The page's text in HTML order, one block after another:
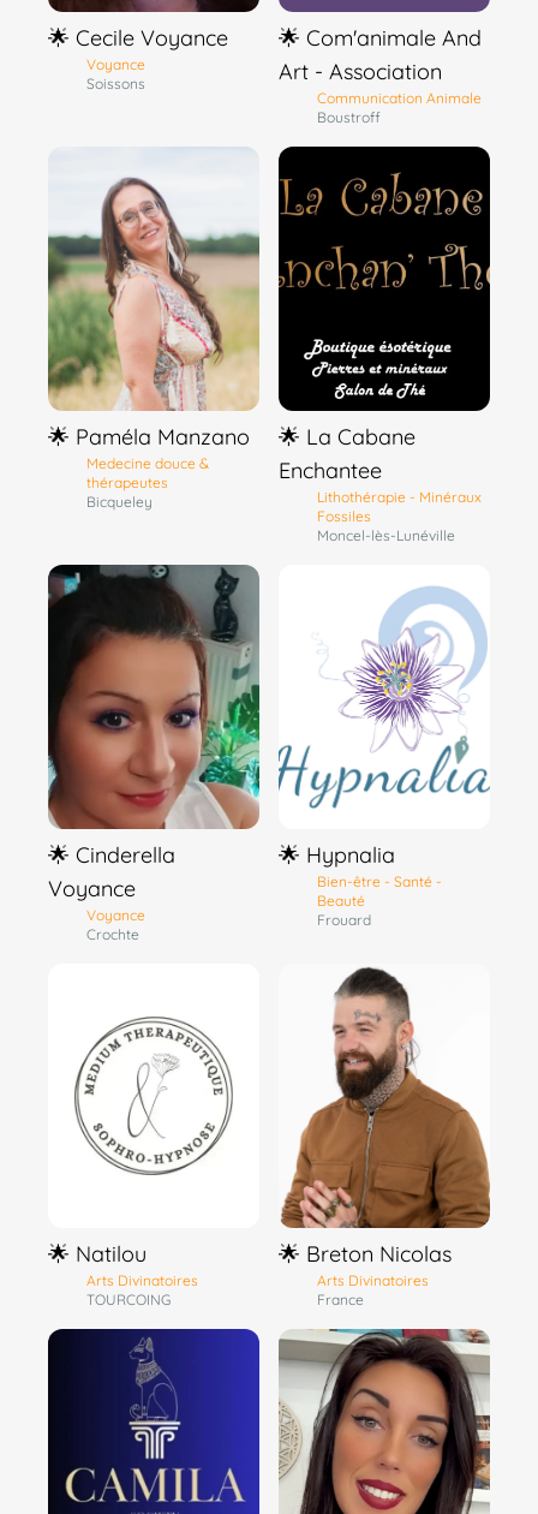
🌟 Cecile Voyance
Voyance
Soissons
🌟 Com'animale And
Art - Association
Communication Animale
Boustroff
🌟 Paméla Manzano
Medecine douce &
thérapeutes
Bicqueley
🌟 La Cabane
Enchantee
Lithothérapie - Minéraux
Fossiles
Moncel-lès-Lunéville
🌟 Cinderella
Voyance
Voyance
Crochte
🌟 Hypnalia
Bien-être - Santé -
Beauté
Frouard
🌟 Natilou
Arts Divinatoires
TOURCOING
🌟 Breton Nicolas
Arts Divinatoires
France